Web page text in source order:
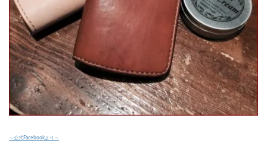
～公式Facebookより～